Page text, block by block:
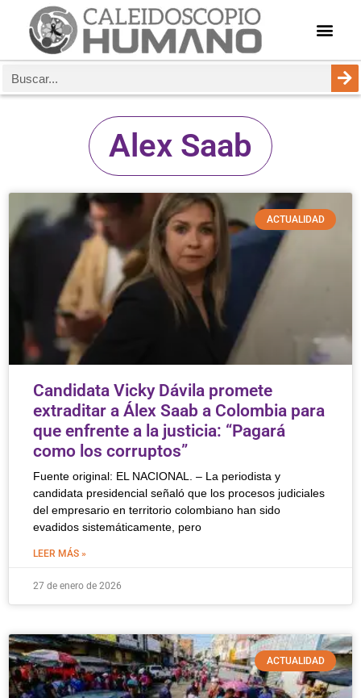
Alex Saab
ACTUALIDAD
Candidata Vicky Dávila promete
extraditar a Álex Saab a Colombia para
que enfrente a la justicia: “Pagará
como los corruptos”
Fuente original: EL NACIONAL. – La periodista y
candidata presidencial señaló que los procesos judiciales
del empresario en territorio colombiano han sido
evadidos sistemáticamente, pero
LEER MÁS »
27 de enero de 2026
ACTUALIDAD